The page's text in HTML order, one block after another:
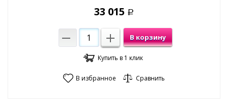
33 015 Р
В корзину
Купить в 1 клик
В избранное Сравнить